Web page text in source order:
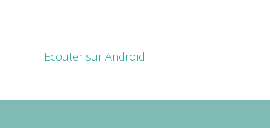
Ecouter sur Androïd